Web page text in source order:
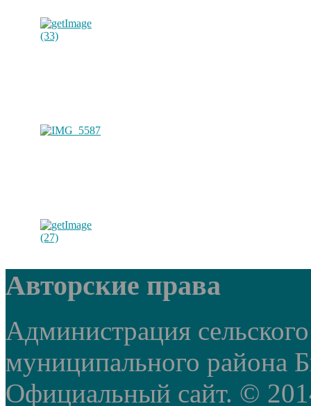
Авторские права
Администрация
муниципального района
Официальный сайт. ©